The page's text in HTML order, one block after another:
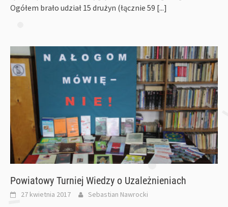
Ogółem brało udział 15 drużyn (łącznie 59 [...]
Powiatowy Turniej Wiedzy o Uzależnieniach
27 kwietnia 2017 Sebastian Nawrocki